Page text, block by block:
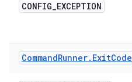
CONFIG_EXCEPTION
CommandRunner. ExitCode